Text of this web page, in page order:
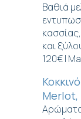
Βαθιά
και
120€ |
Merlot,